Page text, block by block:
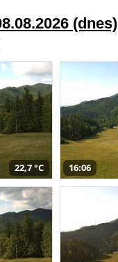
(dnes)
22,7 °C 16:06